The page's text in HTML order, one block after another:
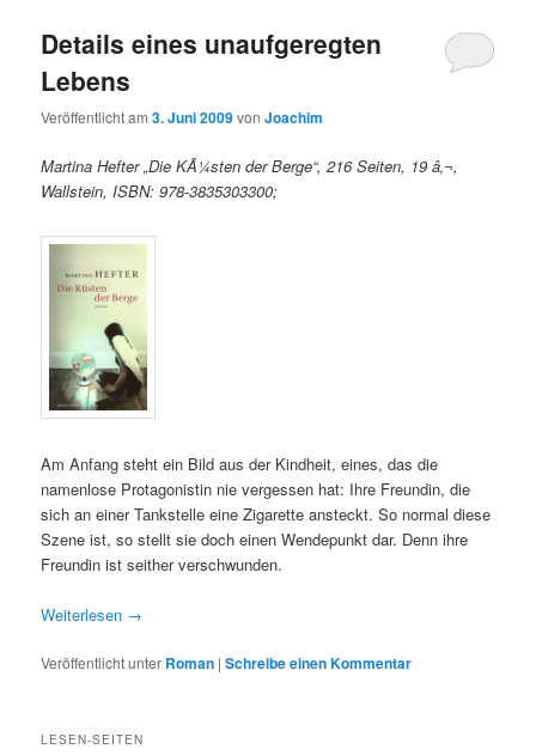
Details eines unaufgeregten
Lebens
Veröffentlicht am3. Juni 2009vonJoachim
Martina Hefter „Die KÃ¼sten der Berge“, 216 Seiten, 19 â‚¬,
Wallstein, ISBN: 978-3835303300;
Am Anfang steht ein Bild aus der Kindheit, eines, das die
namenlose Protagonistin nie vergessen hat: Ihre Freundin, die
sich an einer Tankstelle eine Zigarette ansteckt. So normal diese
Szene ist, so stellt sie doch einen Wendepunkt dar. Denn ihre
Freundin ist seither verschwunden.
Weiterlesen →
Veröffentlicht unter Roman |Schreibe einen Kommentar
LESEN-SEITEN